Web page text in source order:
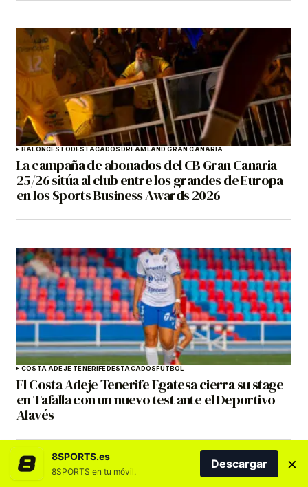
BALONCESTODESTACADOSDREAMLAND GRAN CANARIA
La campaña de abonados del CB Gran Canaria
25/26 sitúa al club entre los grandes de Europa
en los Sports Business Awards 2026
COSTA ADEJE TENERIFEDESTACADOSFÚTBOL
El Costa Adeje Tenerife Egatesa cierra su stage
en Tafalla con un nuevo test ante el Deportivo
Alavés
8SPORTS.es
8SPORTS en tu móvil.
Descargar ×